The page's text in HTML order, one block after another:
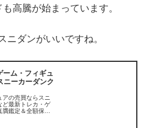
も高騰が始まっています。
ニダンがいいですね。
ーム・フィギュ
ニーカーダンク
アの売買ならスニ
ど最新トレカ・ゲ
贋鑑定＆全額保証